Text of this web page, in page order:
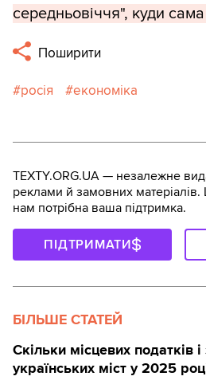
середньовіччя", куди
Поширити
росія економіка
TEXTY.ORG.UA — незалежне
реклами й замовних
нам потрібна ваша підтримка.
ПІДТРИМАТИ
БІЛЬШЕ СТАТЕЙ
Скільки місцевих податків
українських міст у 2025